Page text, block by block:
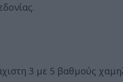
3 με 5 βαθμούς